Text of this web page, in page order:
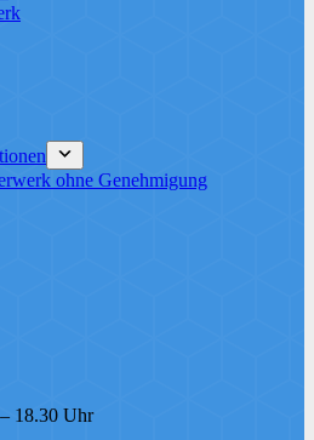
ohne Genehmigung
18.30 Uhr